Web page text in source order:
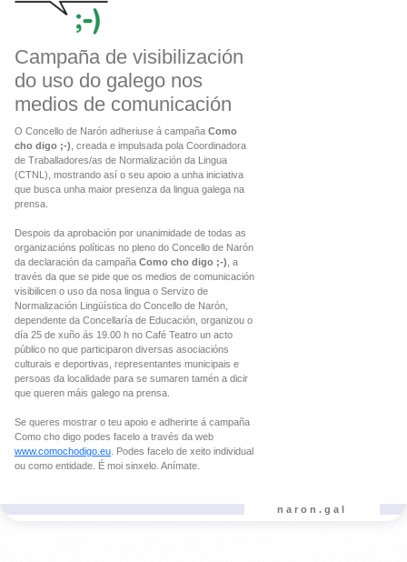
Campaña de visibilización
do uso do galego nos
medios de comunicación
O Concello de Narón adheriuse á campaña Como
cho digo ;-) , creada e impulsada pola Coordinadora
de Traballadores/as de Normalización da Lingua
(CTNL), mostrando así o seu apoio a unha iniciativa
que busca unha maior presenza da lingua galega na
prensa.
Despois da aprobación por unanimidade de todas as
organizacións políticas no pleno do Concello de Narón
da declaración da campaña Como cho digo ;-) , a
través da que se pide que os medios de comunicación
visibilicen o uso da nosa lingua o Servizo de
Normalización Lingüística do Concello de Narón,
dependente da Concellaría de Educación, organizou o
día 25 de xuño ás 19.00 h no Café Teatro un acto
público no que participaron diversas asociacións
culturais e deportivas, representantes municipais e
persoas da localidade para se sumaren tamén a dicir
que queren máis galego na prensa.
Se queres mostrar o teu apoio e adherirte á campaña
Como cho digo podes facelo a través da web
www.comochodigo.eu . Podes facelo de xeito individual
ou como entidade. É moi sinxelo. Anímate.
naron.gal